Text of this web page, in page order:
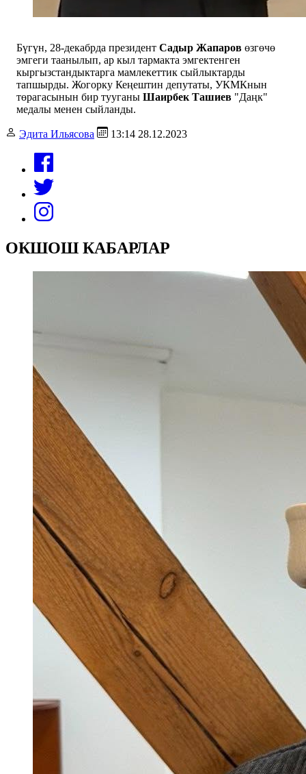
Бүгүн, 28-декабрда президент Садыр Жапаров өзгөчө
эмгеги таанылып, ар кыл тармакта эмгектенген
кыргызстандыктарга мамлекеттик сыйлыктарды
тапшырды. Жогорку Кеңештин депутаты, УКМКнын
төрагасынын бир тууганы Шаирбек Ташиев "Даңк"
медалы менен сыйланды.
Эдита Ильясова 13:14 28.12.2023
ОКШОШ КАБАРЛАР